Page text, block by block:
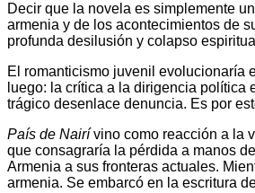
Decir que la novela es simplemente
armenia y de los acontecimientos de
profunda desilusión y colapso
El romanticismo juvenil evolucionaría
luego: la crítica a la dirigencia
trágico desenlace denuncia. Es por
País de Nairívino como reacción a la
que consagraría la pérdida a manos
Armenia a sus fronteras actuales.
armenia. Se embarcó en la escritura